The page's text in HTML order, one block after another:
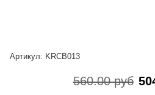
Артикул: KRCB013
560.00 руб